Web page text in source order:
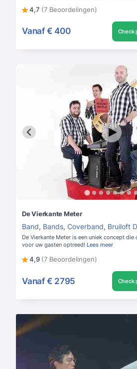
4,7 (7 Beoordelingen)
Vanaf € 400 Check
De Vierkante Meter
Band, Bands, Coverband, Bruiloft
De Vierkante Meter is een uniek concept
voor uw gasten optreed! Lees meer
4,9 (7 Beoordelingen)
Vanaf € 2795 Check